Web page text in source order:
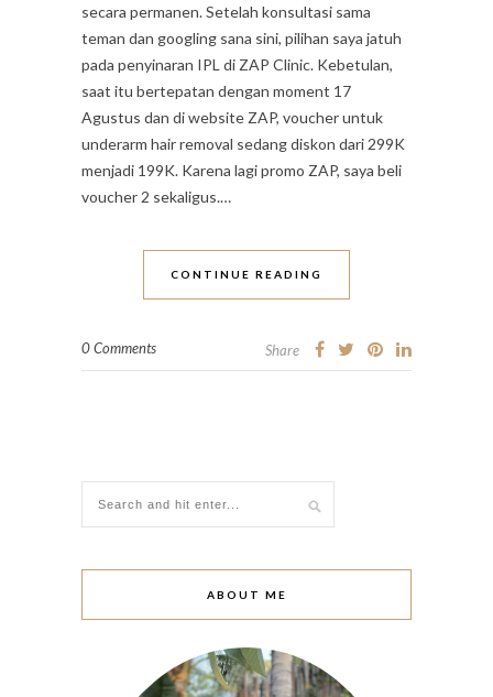
secara permanen. Setelah konsultasi sama
teman dan googling sana sini, pilihan saya jatuh
pada penyinaran IPL di ZAP Clinic. Kebetulan,
saat itu bertepatan dengan moment 17
Agustus dan di website ZAP, voucher untuk
underarm hair removal sedang diskon dari 299K
menjadi 199K. Karena lagi promo ZAP, saya beli
voucher 2 sekaligus.…
CONTINUE READING
0 Comments Share
ABOUT ME